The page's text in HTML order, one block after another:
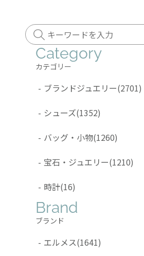
Category
カテゴリー
- ブランドジュエリー(2701)
- シューズ(1352)
- バッグ・小物(1260)
- 宝石・ジュエリー(1210)
- 時計(16)
Brand
ブランド
- エルメス(1641)